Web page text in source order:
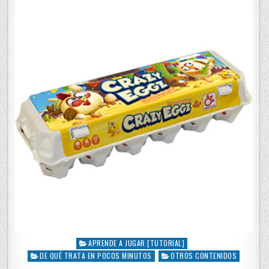
P
o
APRENDE A JUGAR [TUTORIAL]
DE QUÉ TRATA EN POCOS MINUTOS
OTROS CONTENIDOS